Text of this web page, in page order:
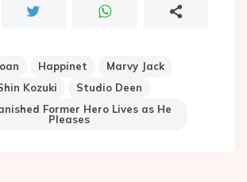
Happinet
Marvy Jack
Kozuki
Studio Deen
Former Hero Lives as He
Pleases